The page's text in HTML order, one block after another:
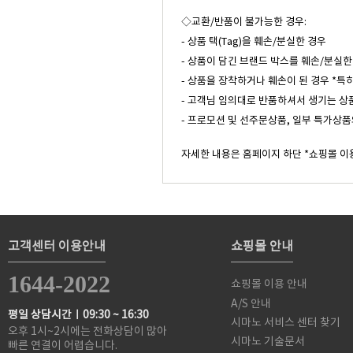
◇교환/반품이 불가능한 경우:
- 상품 택(Tag)을 훼손/분실한 경우
- 상품이 담긴 브랜드 박스를 훼손/분실
- 상품을 장착하거나 훼손이 된 경우 *특
- 고객님 임의대로 반품하셔서 생기는 상
- 프로모션 및 선주문상품, 일부 특가상
자세한 내용은 홈페이지 하단 *쇼핑몰
고객센터 이용안내
1644-2022
평일 상담시간ㅣ09:30 ~ 16:30
오후 1시~2시에는 전화상담이 많아
빠른 연결이 어렵습니다.
쇼핑몰 안내
쇼핑몰 이용 안내
A/S 안내
시마노 서비스 센터 찾기
시마노 기술문서